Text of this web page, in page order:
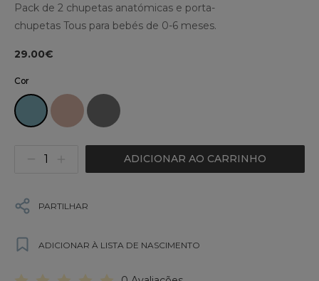
Pack de 2 chupetas anatómicas e porta-
chupetas Tous para bebés de 0-6 meses.
29.00€
Cor
ADICIONAR AO CARRINHO
PARTILHAR
ADICIONAR À LISTA DE NASCIMENTO